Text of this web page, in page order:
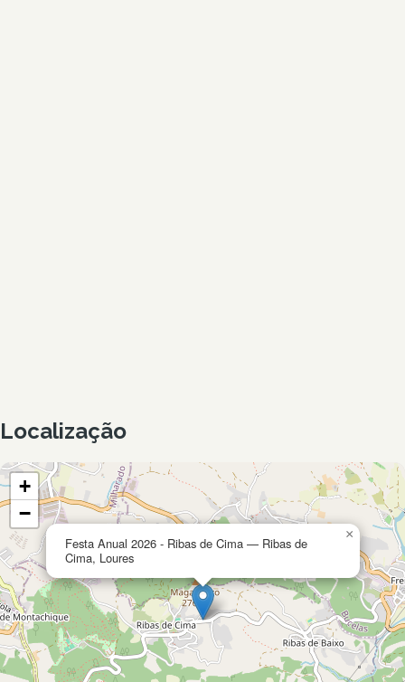
Localização
Festa Anual 2026 - Ribas de Cima — Ribas de
Cima, Loures
×
+
−